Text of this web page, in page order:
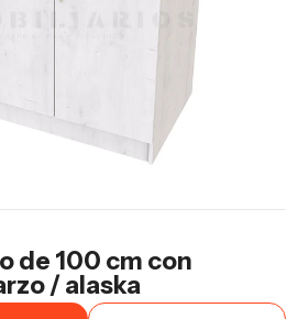
de 100 cm con
/ alaska